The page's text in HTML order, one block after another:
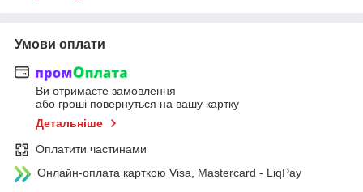
Умови оплати
Ви отримаєте замовлення
або гроші повернуться на вашу картку
Детальніше
Оплатити частинами
Онлайн-оплата карткою Visa, Mastercard - LiqPay